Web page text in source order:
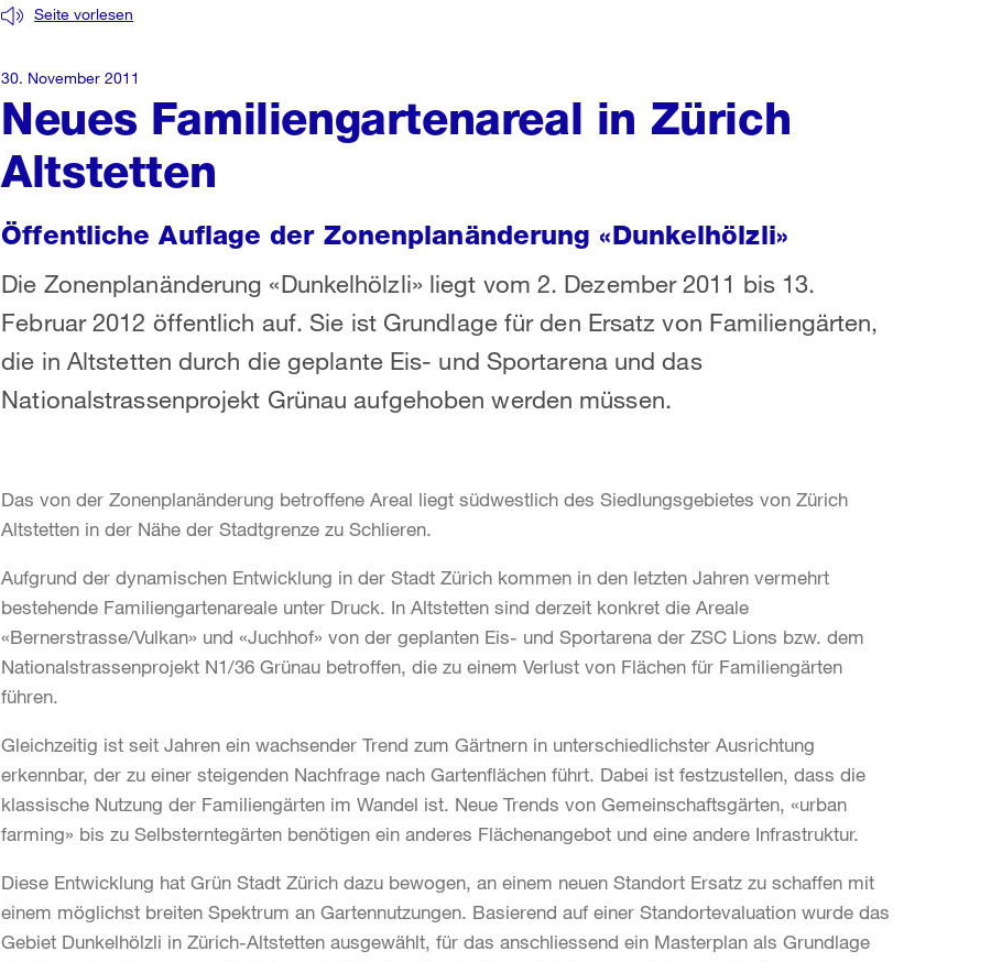
Neues Familiengartenareal in Zürich
Altstetten
Seite vorlesen
Öffentliche Auflage der Zonenplanänderung «Dunkelhölzli»
Die Zonenplanänderung «Dunkelhölzli» liegt vom 2. Dezember 2011 bis 13.
Februar 2012 öffentlich auf. Sie ist Grundlage für den Ersatz von Familiengärten,
die in Altstetten durch die geplante Eis- und Sportarena und das
Nationalstrassenprojekt Grünau aufgehoben werden müssen.
30. November 2011
Das von der Zonenplanänderung betroffene Areal liegt südwestlich des Siedlungsgebietes von Zürich
Altstetten in der Nähe der Stadtgrenze zu Schlieren.
Aufgrund der dynamischen Entwicklung in der Stadt Zürich kommen in den letzten Jahren vermehrt
bestehende Familiengartenareale unter Druck. In Altstetten sind derzeit konkret die Areale
«Bernerstrasse/Vulkan» und «Juchhof» von der geplanten Eis- und Sportarena der ZSC Lions bzw. dem
Nationalstrassenprojekt N1/36 Grünau betroffen, die zu einem Verlust von Flächen für Familiengärten
führen.
Gleichzeitig ist seit Jahren ein wachsender Trend zum Gärtnern in unterschiedlichster Ausrichtung
erkennbar, der zu einer steigenden Nachfrage nach Gartenflächen führt. Dabei ist festzustellen, dass die
klassische Nutzung der Familiengärten im Wandel ist. Neue Trends von Gemeinschaftsgärten, «urban
farming» bis zu Selbsterntegärten benötigen ein anderes Flächenangebot und eine andere Infrastruktur.
Diese Entwicklung hat Grün Stadt Zürich dazu bewogen, an einem neuen Standort Ersatz zu schaffen mit
einem möglichst breiten Spektrum an Gartennutzungen. Basierend auf einer Standortevaluation wurde das
Gebiet Dunkelhölzli in Zürich-Altstetten ausgewählt, für das anschliessend ein Masterplan als Grundlage